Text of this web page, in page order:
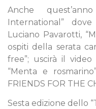
Anche
International”
Luciano Pavarotti,
ospiti della serata
free”; uscirà il
“Menta e
FRIENDS FOR THE
Sesta edizione dello